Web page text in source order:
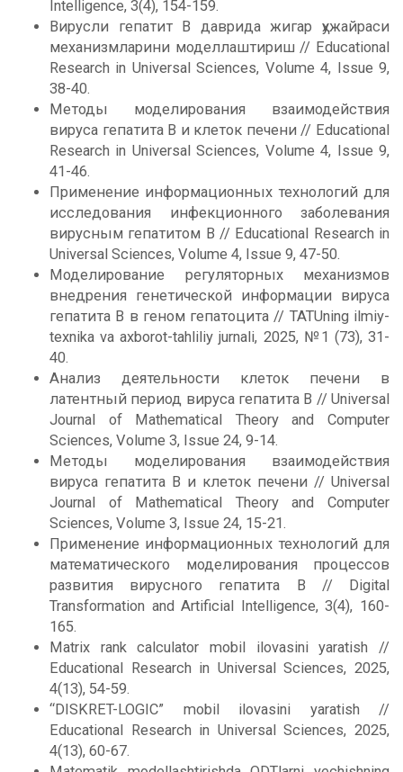
Intelligence, 3(4), 154-159.
Вирусли гепатит B даврида жигар ҳужайраси
механизмларини моделлаштириш // Educational
Research in Universal Sciences, Volume 4, Issue 9,
38-40.
Методы моделирования взаимодействия
вируса гепатита B и клеток печени // Educational
Research in Universal Sciences, Volume 4, Issue 9,
41-46.
Применение информационных технологий для
исследования инфекционного заболевания
вирусным гепатитом B // Educational Research in
Universal Sciences, Volume 4, Issue 9, 47-50.
Моделирование регуляторных механизмов
внедрения генетической информации вируса
гепатита B в геном гепатоцита // TATUning ilmiy-
texnika va axborot-tahliliy jurnali, 2025, №1 (73), 31-
40.
Анализ деятельности клеток печени в
латентный период вируса гепатита B // Universal
Journal of Mathematical Theory and Computer
Sciences, Volume 3, Issue 24, 9-14.
Методы моделирования взаимодействия
вируса гепатита B и клеток печени // Universal
Journal of Mathematical Theory and Computer
Sciences, Volume 3, Issue 24, 15-21.
Применение информационных технологий для
математического моделирования процессов
развития вирусного гепатита B // Digital
Transformation and Artificial Intelligence, 3(4), 160-
165.
Matrix rank calculator mobil ilovasini yaratish //
Educational Research in Universal Sciences, 2025,
4(13), 54-59.
“DISKRET-LOGIC” mobil ilovasini yaratish //
Educational Research in Universal Sciences, 2025,
4(13), 60-67.